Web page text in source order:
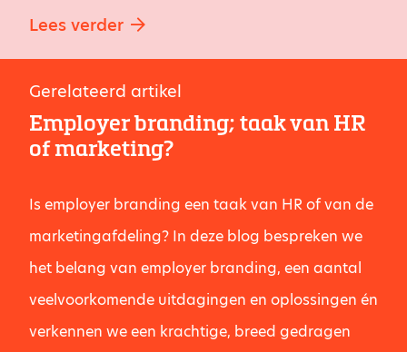
Lees verder
Gerelateerd artikel
Employer branding; taak van HR
of marketing?
Is employer branding een taak van HR of van de
marketingafdeling? In deze blog bespreken we
het belang van employer branding, een aantal
veelvoorkomende uitdagingen en oplossingen én
verkennen we een krachtige, breed gedragen